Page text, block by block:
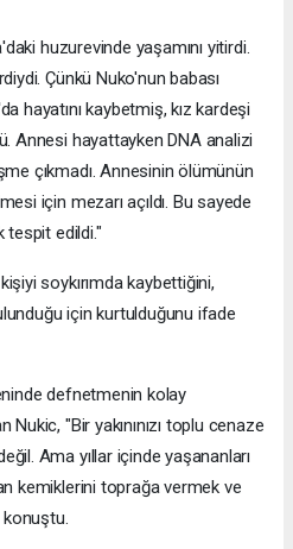
huzurevinde yaşamını yitirdi.
Çünkü Nuko'nun babası
hayatını kaybetmiş, kız kardeşi
Annesi hayattayken DNA analizi
çıkmadı. Annesinin ölümünün
için mezarı açıldı. Bu sayede
tespit edildi."
soykırımda kaybettiğini,
için kurtulduğunu ifade
defnetmenin kolay
Nukic, "Bir yakınınızı toplu cenaze
Ama yıllar içinde yaşananları
kemiklerini toprağa vermek ve
konuştu.